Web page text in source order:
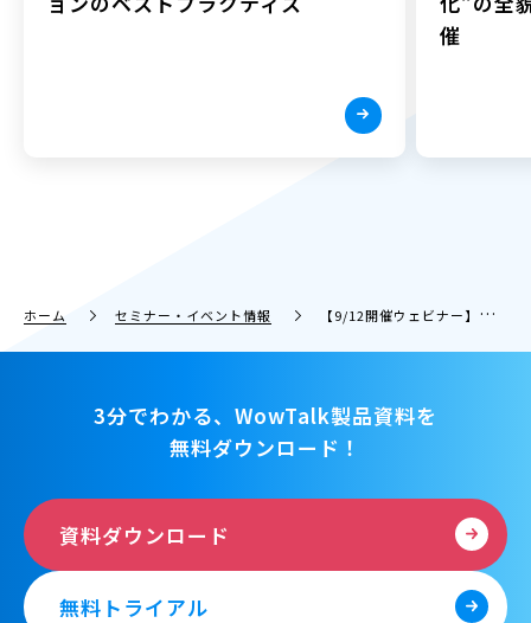
催
ホーム セミナー・イベント情報 【9/12開催ウェビナー】知らなきゃ損な便利機能&使い方！WowTalkをさらに使いこなすコツを教えます！
3分でわかる、WowTalk製品資料を
無料ダウンロード！
資料ダウンロード
無料トライアル